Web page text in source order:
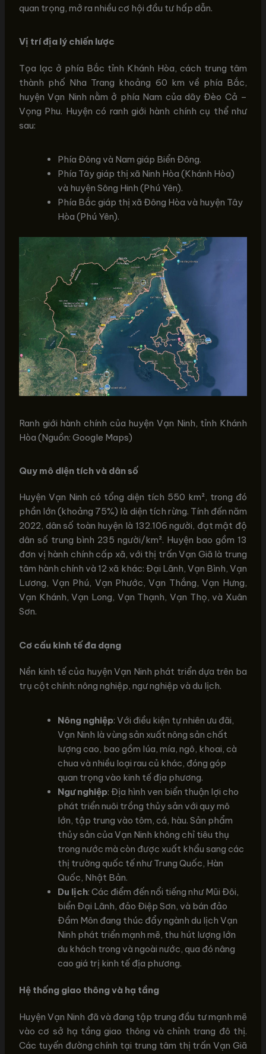
quan trọng, mở ra nhiều cơ hội đầu tư hấp dẫn.
Vị trí địa lý chiến lược
Tọa lạc ở phía Bắc tỉnh Khánh Hòa, cách trung tâm
thành phố Nha Trang khoảng 60 km về phía Bắc,
huyện Vạn Ninh nằm ở phía Nam của dãy Đèo Cả –
Vọng Phu. Huyện có ranh giới hành chính cụ thể như
sau:
Phía Đông và Nam giáp Biển Đông.
Phía Tây giáp thị xã Ninh Hòa (Khánh Hòa)
và huyện Sông Hinh (Phú Yên).
Phía Bắc giáp thị xã Đông Hòa và huyện Tây
Hòa (Phú Yên).
Ranh giới hành chính của huyện Vạn Ninh, tỉnh Khánh
Hòa (Nguồn: Google Maps)
Quy mô diện tích và dân số
Huyện Vạn Ninh có tổng diện tích 550 km², trong đó
phần lớn (khoảng 75%) là diện tích rừng. Tính đến năm
2022, dân số toàn huyện là 132.106 người, đạt mật độ
dân số trung bình 235 người/km². Huyện bao gồm 13
đơn vị hành chính cấp xã, với thị trấn Vạn Giã là trung
tâm hành chính và 12 xã khác: Đại Lãnh, Vạn Bình, Vạn
Lương, Vạn Phú, Vạn Phước, Vạn Thắng, Vạn Hưng,
Vạn Khánh, Vạn Long, Vạn Thạnh, Vạn Thọ, và Xuân
Sơn.
Cơ cấu kinh tế đa dạng
Nền kinh tế của huyện Vạn Ninh phát triển dựa trên ba
trụ cột chính: nông nghiệp, ngư nghiệp và du lịch.
Nông nghiệp: Với điều kiện tự nhiên ưu đãi,
Vạn Ninh là vùng sản xuất nông sản chất
lượng cao, bao gồm lúa, mía, ngô, khoai, cà
chua và nhiều loại rau củ khác, đóng góp
quan trọng vào kinh tế địa phương.
Ngư nghiệp: Địa hình ven biển thuận lợi cho
phát triển nuôi trồng thủy sản với quy mô
lớn, tập trung vào tôm, cá, hàu. Sản phẩm
thủy sản của Vạn Ninh không chỉ tiêu thụ
trong nước mà còn được xuất khẩu sang các
thị trường quốc tế như Trung Quốc, Hàn
Quốc, Nhật Bản.
Du lịch: Các điểm đến nổi tiếng như Mũi Đôi,
biển Đại Lãnh, đảo Điệp Sơn, và bán đảo
Đầm Môn đang thúc đẩy ngành du lịch Vạn
Ninh phát triển mạnh mẽ, thu hút lượng lớn
du khách trong và ngoài nước, qua đó nâng
cao giá trị kinh tế địa phương.
Hệ thống giao thông và hạ tầng
Huyện Vạn Ninh đã và đang tập trung đầu tư mạnh mẽ
vào cơ sở hạ tầng giao thông và chỉnh trang đô thị.
Các tuyến đường chính tại trung tâm thị trấn Vạn Giã